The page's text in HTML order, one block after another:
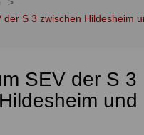
der S 3 zwischen Hildesheim
SEV der S 3
und